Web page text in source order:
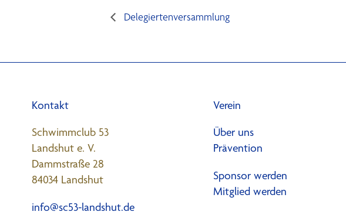
Delegiertenversammlung
Kontakt
Schwimmclub 53
Landshut e. V.
Dammstraße 28
84034 Landshut
info@sc53-landshut.de
Verein
Über uns
Prävention
Sponsor werden
Mitglied werden